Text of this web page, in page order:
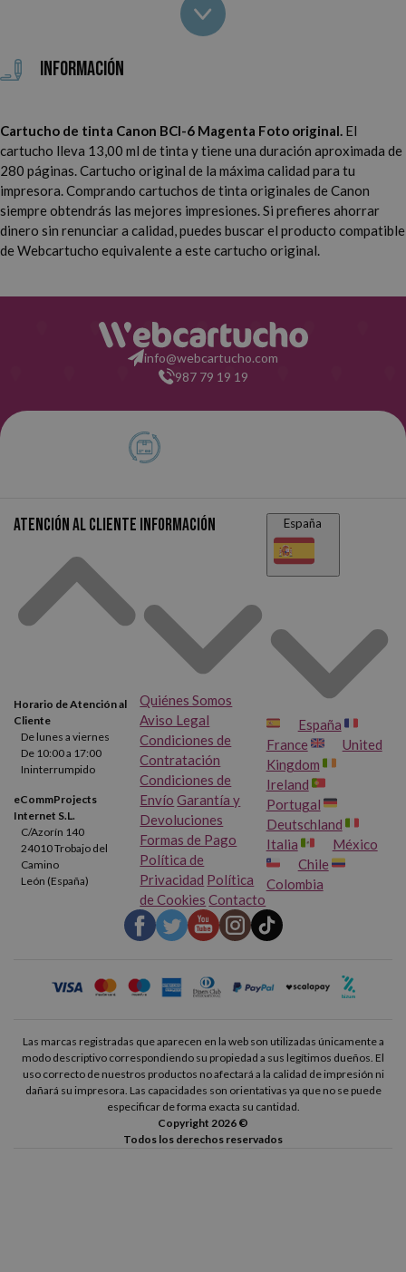
Canon i 965 Canon i 990
Canon i 9100 Canon i 9900
Canon i 9950 Canon S800
Canon S900 Canon S9000
Información
Cartucho de tinta Canon BCI-6 Magenta Foto original. El
cartucho lleva 13,00 ml de tinta y tiene una duración aproximada de
280 páginas. Cartucho original de la máxima calidad para tu
impresora.Comprando cartuchos de tinta originales de Canon
siempre obtendrás las mejores impresiones. Si prefieres ahorrar
dinero sin renunciar a calidad, puedes buscar el producto compatible
de Webcartucho equivalente a este cartucho original.
info@webcartucho.com
987 79 19 19
Atención al cliente
Horario de Atención al
Cliente
De lunes a viernes
De 10:00 a 17:00
Ininterrumpido
eCommProjects
Internet S.L.
C/Azorín 140
24010 Trobajo del
Camino
León (España)
Información
Quiénes Somos
Aviso Legal
Condiciones de
Contratación
Condiciones de
Envío Garantía y
Devoluciones
Formas de Pago
Política de
Privacidad Política
de Cookies Contacto
España
España
France
United
Kingdom
Ireland
Portugal
Deutschland
Italia
México
Chile
Colombia
Las marcas registradas que aparecen en la web son utilizadas únicamente a
modo descriptivo correspondiendo su propiedad a sus legítimos dueños. El
uso correcto de nuestros productos no afectará a la calidad de impresión ni
dañará su impresora. Las capacidades son orientativas ya que no se puede
especificar de forma exacta su cantidad.
Copyright 2026 ©
Todos los derechos reservados